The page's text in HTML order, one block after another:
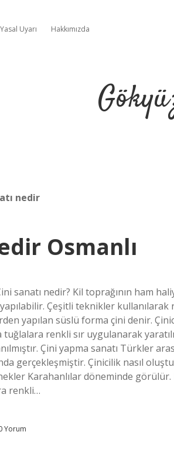
Yasal Uyarı Hakkımızda
nedir
Osmanlı
sanatı nedir? Kil toprağının ham
Çeşitli teknikler kullanılarak
yapılan süslü forma çini denir.
tuğlalara renkli sır uygulanarak
Çini yapma sanatı Türkler
gerçekleşmiştir. Çinicilik nasıl
Karahanlılar döneminde görülür.
renkli…
Yorum